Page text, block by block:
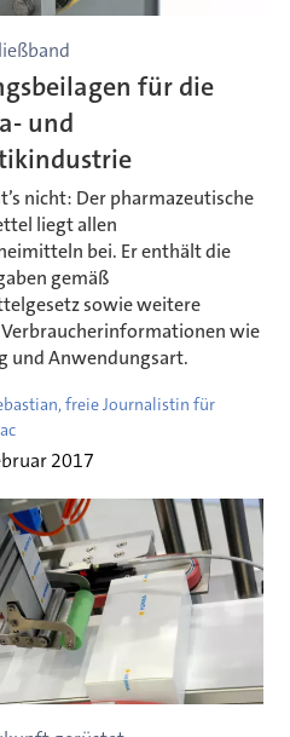
für die
und
nicht: Der pharmazeutische
liegt allen
bei. Er enthält die
gemäß
sowie weitere
wie
und Anwendungsart.
freie Journalistin für
2017